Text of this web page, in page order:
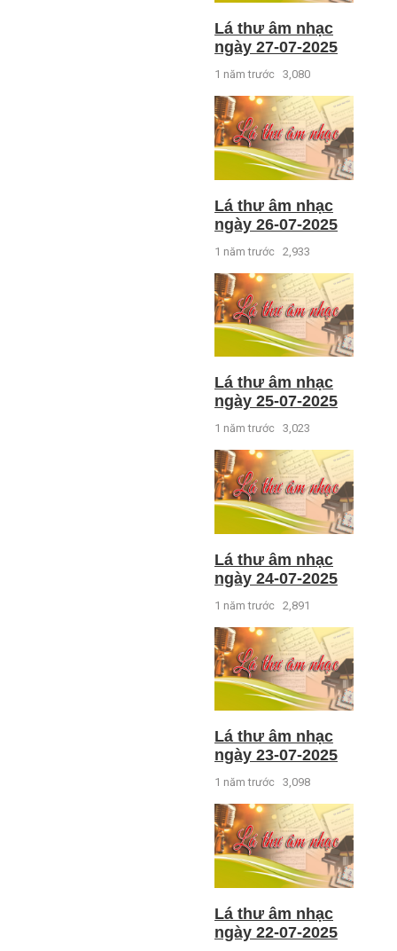
Lá thư âm nhạc
ngày 27-07-2025
1 năm trước 3,080
Lá thư âm nhạc
ngày 26-07-2025
1 năm trước 2,933
Lá thư âm nhạc
ngày 25-07-2025
1 năm trước 3,023
Lá thư âm nhạc
ngày 24-07-2025
1 năm trước 2,891
Lá thư âm nhạc
ngày 23-07-2025
1 năm trước 3,098
Lá thư âm nhạc
ngày 22-07-2025